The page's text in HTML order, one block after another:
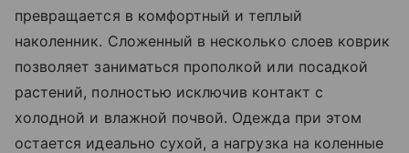
превращается в комфортный и теплый
наколенник. Сложенный в несколько слоев коврик
позволяет заниматься прополкой или посадкой
растений, полностью исключив контакт с
холодной и влажной почвой. Одежда при этом
остается идеально сухой, а нагрузка на коленные